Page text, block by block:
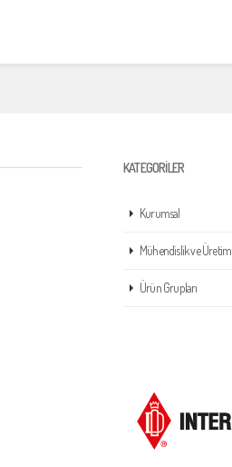
KATEGORILER
Kurumsal
Mühendislik ve Üretim
Ürün Grupları